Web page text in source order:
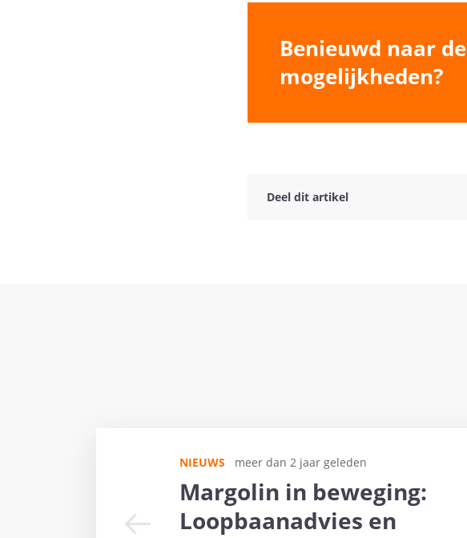
Benieuwd naar de
mogelijkheden?
Deel dit artikel
NIEUWS meer dan 2 jaar geleden
Margolin in beweging:
Loopbaanadvies en